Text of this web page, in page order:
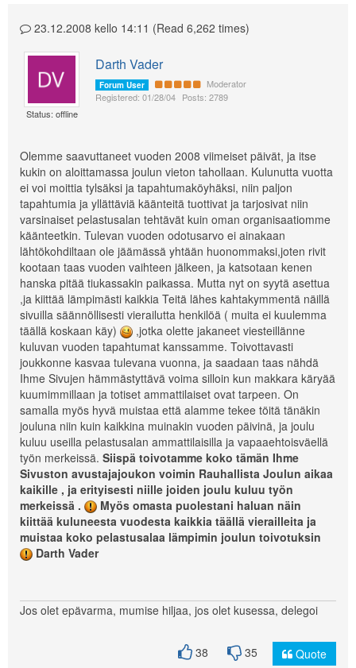
23.12.2008 kello 14:11 (Read 6,262 times)
Status: offline
Darth Vader
Forum User
Moderator
Registered: 01/28/04 Posts: 2789
Olemme saavuttaneet vuoden 2008 viimeiset päivät, ja itse
kukin on aloittamassa joulun vieton tahollaan. Kulunutta vuotta
ei voi moittia tylsäksi ja tapahtumaköyhäksi, niin paljon
tapahtumia ja yllättäviä käänteitä tuottivat ja tarjosivat niin
varsinaiset pelastusalan tehtävät kuin oman organisaatiomme
käänteetkin. Tulevan vuoden odotusarvo ei ainakaan
lähtökohdiltaan ole jäämässä yhtään huonommaksi,joten rivit
kootaan taas vuoden vaihteen jälkeen, ja katsotaan kenen
hanska pitää tiukassakin paikassa. Mutta nyt on syytä asettua
,ja kiittää lämpimästi kaikkia Teitä lähes kahtakymmentä näillä
sivuilla säännöllisesti vierailutta henkilöä ( muita ei kuulemma
täällä koskaan käy)
,jotka olette jakaneet viesteillänne
kuluvan vuoden tapahtumat kanssamme. Toivottavasti
joukkonne kasvaa tulevana vuonna, ja saadaan taas nähdä
Ihme Sivujen hämmästyttävä voima silloin kun makkara käryää
kuumimmillaan ja totiset ammattilaiset ovat tarpeen. On
samalla myös hyvä muistaa että alamme tekee töitä tänäkin
jouluna niin kuin kaikkina muinakin vuoden päivinä, ja joulu
kuluu useilla pelastusalan ammattilaisilla ja vapaaehtoisväellä
työn merkeissä. Siispä toivotamme koko tämän Ihme
Sivuston avustajajoukon voimin Rauhallista Joulun aikaa
kaikille , ja erityisesti niille joiden joulu kuluu työn
merkeissä .
Myös omasta puolestani haluan näin
kiittää kuluneesta vuodesta kaikkia täällä vierailleita ja
muistaa koko pelastusalaa lämpimin joulun toivotuksin
Darth Vader
Jos olet epävarma, mumise hiljaa, jos olet kusessa, delegoi
38 35 Quote